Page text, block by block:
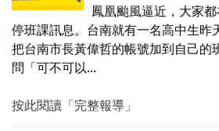
鳳凰颱風逼近，大家
停班課訊息。台南就有一名高中生昨
把台南市長黃偉哲的帳號加到自己的
問「可不可以...
按此閱讀「完整報導」